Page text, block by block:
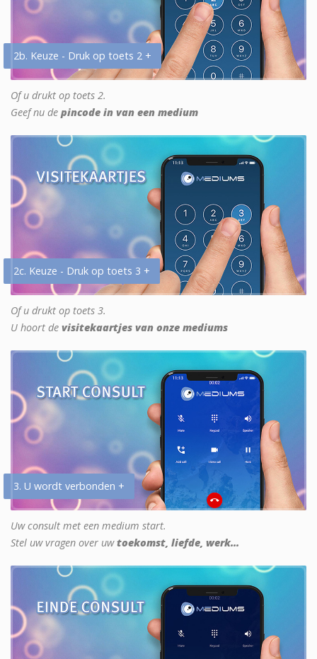
2b. Keuze - Druk op toets 2 +
Of u drukt op toets 2.
Geef nu de pincode in van een medium
2c. Keuze - Druk op toets 3 +
Of u drukt op toets 3.
U hoort de visitekaartjes van onze mediums
3. U wordt verbonden +
Uw consult met een medium start.
Stel uw vragen over uwtoekomst, liefde, werk...